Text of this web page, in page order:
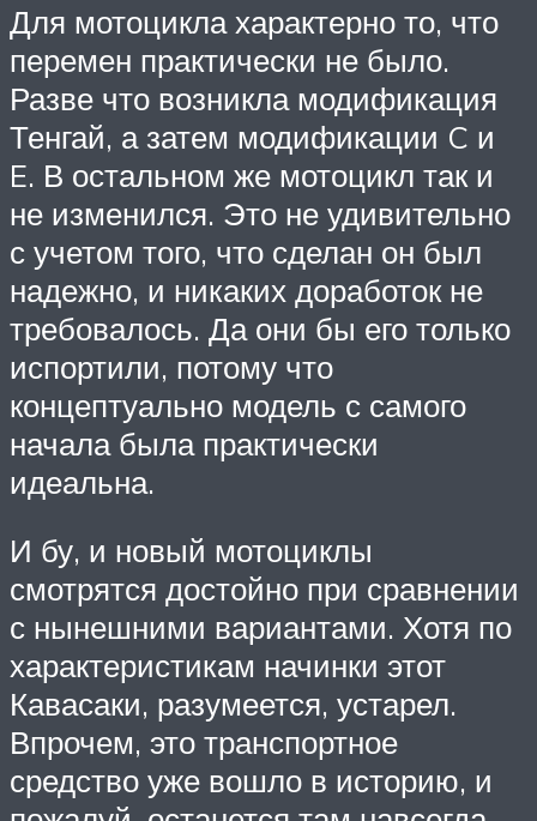
Для мотоцикла характерно то, что
перемен практически не было.
Разве что возникла модификация
Тенгай, а затем модификации C и
E. В остальном же мотоцикл так и
не изменился. Это не удивительно
с учетом того, что сделан он был
надежно, и никаких доработок не
требовалось. Да они бы его только
испортили, потому что
концептуально модель с самого
начала была практически
идеальна.
И бу, и новый мотоциклы
смотрятся достойно при сравнении
с нынешними вариантами. Хотя по
характеристикам начинки этот
Кавасаки, разумеется, устарел.
Впрочем, это транспортное
средство уже вошло в историю, и